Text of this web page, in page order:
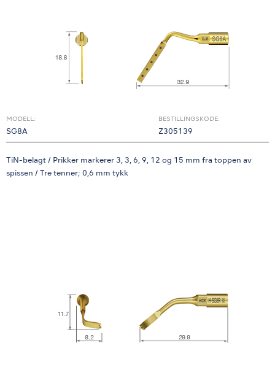
MODELL:
SG8A
BESTILLINGSKODE:
Z305139
TiN-belagt / Prikker markerer 3, 3, 6, 9, 12 og 15 mm fra toppen av
spissen / Tre tenner; 0,6 mm tykk